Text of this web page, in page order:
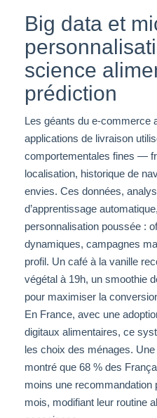
Big data et
science
prédiction
Les géants du e-commerce
applications de livraison
comportementales fines —
localisation, historique de
envies. Ces données,
d’apprentissage
personnalisation poussée :
dynamiques, campagnes
profil. Un café à la vanille
végétal à 19h, un smoothie
pour maximiser la
En France, avec une
digitaux alimentaires, ce
les choix des ménages. Une
montré que 68 % des
moins une recommandation
mois, modifiant leur routine